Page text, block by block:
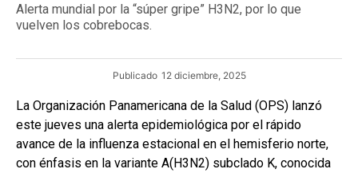
Alerta mundial por la “súper gripe” H3N2, por lo que
vuelven los cobrebocas.
Publicado 12 diciembre, 2025
La Organización Panamericana de la Salud (OPS) lanzó
este jueves una alerta epidemiológica por el rápido
avance de la influenza estacional en el hemisferio norte,
con énfasis en la variante A(H3N2) subclado K, conocida